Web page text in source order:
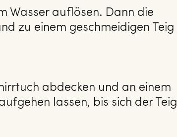
Wasser auflösen. Dann die
zu einem geschmeidigen Teig
abdecken und an einem
lassen, bis sich der Teig